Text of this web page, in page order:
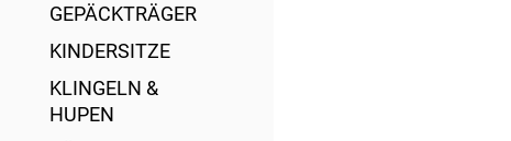
GEPÄCKTRÄGER
KINDERSITZE
KLINGELN &
HUPEN